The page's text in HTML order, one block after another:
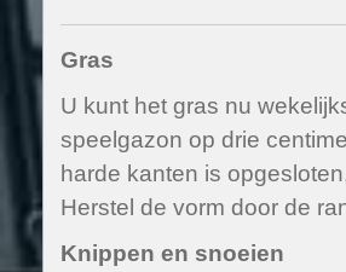
Gras
U kunt het gras nu
speelgazon op drie
harde kanten is
Herstel de vorm door de
Knippen en snoeien